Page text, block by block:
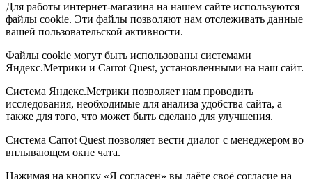
Для работы интернет-магазина на нашем сайте используются
файлы cookie. Эти файлы позволяют нам отслеживать данные
вашей пользовательской активности.
Файлы cookie могут быть использованы системами
Яндекс.Метрики и Carrot Quest, установленными на наш сайт.
Система Яндекс.Метрики позволяет нам проводить
исследования, необходимые для анализа удобства сайта, а
также для того, что может быть сделано для улучшения.
Система Carrot Quest позволяет вести диалог с менеджером во
вплывающем окне чата.
Нажимая на кнопку «Я согласен» вы даёте своё согласие на